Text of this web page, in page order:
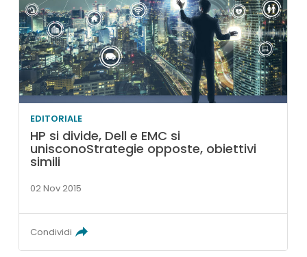
EDITORIALE
HP si divide, Dell e EMC si
unisconoStrategie opposte, obiettivi
simili
02 Nov 2015
Condividi